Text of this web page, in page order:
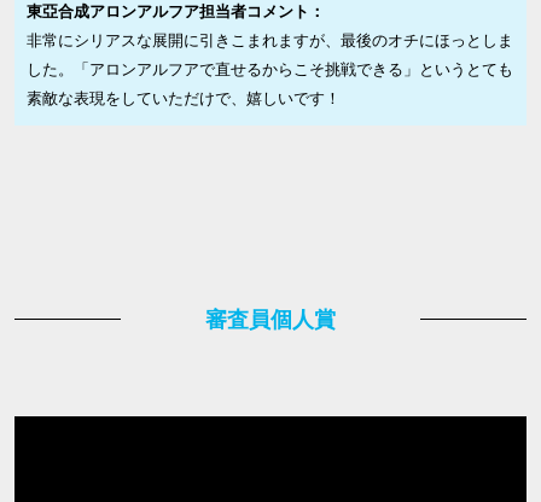
東亞合成アロンアルフア担当者コメント：
非常にシリアスな展開に引きこまれますが、最後のオチにほっとしま
した。「アロンアルフアで直せるからこそ挑戦できる」というとても
素敵な表現をしていただけで、嬉しいです！